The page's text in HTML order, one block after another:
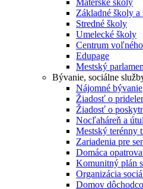
Materské školy
Základné školy a
Stredné školy
Umelecké školy
Centrum voľného
Edupage
Mestský
Bývanie, sociálne
Nájomné bývanie
Žiadosť o
Žiadosť o
Nocľaháreň a
Mestský terénny
Zariadenia pre
Domáca
Komunitný plán
Organizácia
Domov